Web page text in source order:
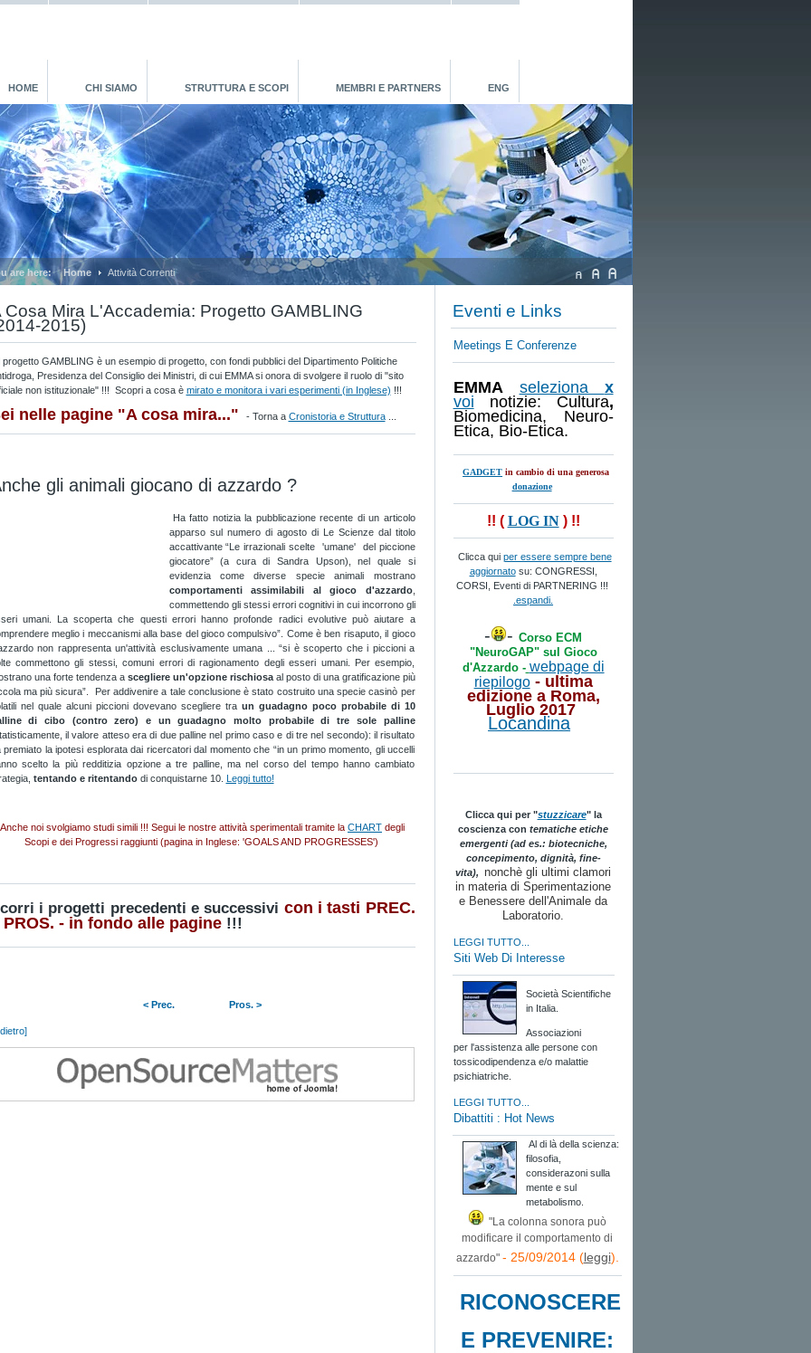
HOME CHI SIAMO STRUTTURA E SCOPI MEMBRI E PARTNERS ENG
are here: Home Attività Correnti
Cosa Mira L'Accademia: Progetto GAMBLING
2015)
progetto GAMBLING è un esempio di progetto, con fondi pubblici del Dipartimento Politiche
Presidenza del Consiglio dei Ministri, di cui EMMA si onora di svolgere il ruolo di "sito
non istituzionale" !!! Scopri a cosa è mirato e monitora i vari esperimenti (in Inglese) !!!
nelle pagine "A cosa mira..." - Torna a Cronistoria e Struttura...
gli animali giocano di azzardo ?
Ha fatto notizia la pubblicazione recente di un articolo
apparso sul numero di agosto di Le Scienze dal titolo
accattivante “Le irrazionali scelte 'umane' del piccione
giocatore” (a cura di Sandra Upson), nel quale si
evidenzia come diverse specie animali mostrano
comportamenti assimilabili al gioco d'azzardo,
commettendo gli stessi errori cognitivi in cui incorrono gli
umani. La scoperta che questi errori hanno profonde radici evolutive può aiutare a
meglio i meccanismi alla base del gioco compulsivo”. Come è ben risaputo, il gioco
non rappresenta un'attività esclusivamente umana ... “si è scoperto che i piccioni a
commettono gli stessi, comuni errori di ragionamento degli esseri umani. Per esempio,
una forte tendenza a scegliere un'opzione rischiosaal posto di una gratificazione più
ma più sicura”. Per addivenire a tale conclusione è stato costruito una specie casinò per
nel quale alcuni piccioni dovevano scegliere tra un guadagno poco probabile di 10
di cibo (contro zero) e un guadagno molto probabile di tre sole palline
il valore atteso era di due palline nel primo caso e di tre nel secondo): il risultato
premiato la ipotesi esplorata dai ricercatori dal momento che “in un primo momento, gli uccelli
scelto la più redditizia opzione a tre palline, ma nel corso del tempo hanno cambiato
tentando e ritentandodi conquistarne 10. Leggi tutto!
Anche noi svolgiamo studi simili !!! Segui le nostre attività sperimentali tramite la CHART degli
Scopi e dei Progressi raggiunti (pagina in Inglese: 'GOALS AND PROGRESSES')
i progetti precedenti e successivi con i tasti PREC.
PROS. - in fondo alle pagine !!!
< Prec. Pros. >
Eventi e Links
Meetings E Conferenze
EMMA seleziona x
voi notizie: Cultura,
Biomedicina, Neuro-
Etica, Bio-Etica.
GADGET in cambio di una generosa
donazione
!! ( LOG IN) !!
Clicca qui per essere sempre bene
aggiornatosu: CONGRESSI,
CORSI, Eventi di PARTNERING !!!
.espandi.
- -Corso ECM
"NeuroGAP" sul Gioco
d'Azzardo - webpage di
riepilogo- ultima
edizione a Roma,
Luglio 2017
Locandina
Clicca qui per "stuzzicare" la
coscienza contematiche etiche
emergenti (ad es.: biotecniche,
concepimento, dignità, fine-
vita),nonchè gli ultimi clamori
in materia di Sperimentazione
e Benessere dell'Animale da
Laboratorio.
LEGGI TUTTO...
Siti Web Di Interesse
Società Scientifiche
in Italia.
Associazioni
per l'assistenza alle persone con
tossicodipendenza e/o malattie
psichiatriche.
LEGGI TUTTO...
Dibattiti : Hot News
Al di là della scienza:
filosofia,
considerazoni sulla
mente e sul
metabolismo.
"La colonna sonora può
modificare il comportamento di
azzardo" - 25/09/2014 (leggi).
RICONOSCERE
E PREVENIRE: